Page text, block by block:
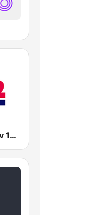
Radio Tel Aviv 102FM (רדיו תל אביב)